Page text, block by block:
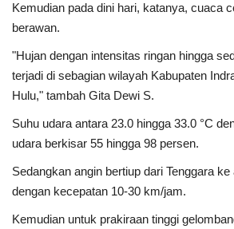
Kemudian pada dini hari, katanya, cuaca
berawan.
"Hujan dengan intensitas ringan hingga
terjadi di sebagian wilayah Kabupaten
Hulu," tambah Gita Dewi S.
Suhu udara antara 23.0 hingga 33.0 °C
udara berkisar 55 hingga 98 persen.
Sedangkan angin bertiup dari Tenggara
dengan kecepatan 10-30 km/jam.
Kemudian untuk prakiraan tinggi